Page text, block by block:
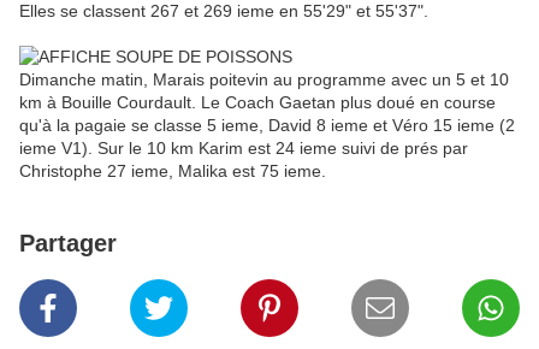
Elles se classent 267 et 269 ieme en 55'29" et 55'37".
Dimanche matin, Marais poitevin au programme avec un 5 et 10
km à Bouille Courdault. Le Coach Gaetan plus doué en course
qu'à la pagaie se classe 5 ieme, David 8 ieme et Véro 15 ieme (2
ieme V1). Sur le 10 km Karim est 24 ieme suivi de prés par
Christophe 27 ieme, Malika est 75 ieme.
Partager